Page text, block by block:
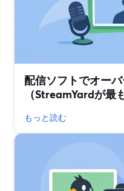
配信ソフトでオー
（StreamYardが最
もっと読む